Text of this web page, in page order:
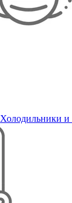
Холодильники и